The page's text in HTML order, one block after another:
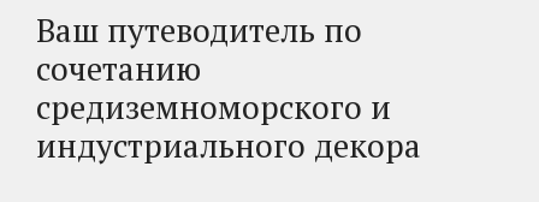
Ваш путеводитель по
сочетанию
средиземноморского и
индустриального декора